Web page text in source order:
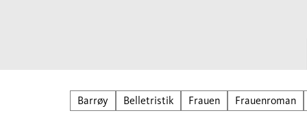
Barrøy Belletristik Frauen Frauenroman